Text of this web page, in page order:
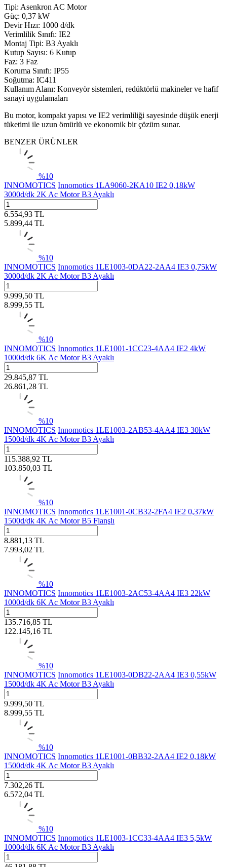
Tipi: Asenkron AC Motor
Güç: 0,37 kW
Devir Hızı: 1000 d/dk
Verimlilik Sınıfı: IE2
Montaj Tipi: B3 Ayaklı
Kutup Sayısı: 6 Kutup
Faz: 3 Faz
Koruma Sınıfı: IP55
Soğutma: IC411
Kullanım Alanı: Konveyör sistemleri, redüktörlü makineler ve hafif
sanayi uygulamaları
Bu motor, kompakt yapısı ve IE2 verimliliği sayesinde düşük enerji
tüketimi ile uzun ömürlü ve ekonomik bir çözüm sunar.
BENZER ÜRÜNLER
%10
INNOMOTICS Innomotics 1LA9060-2KA10 IE2 0,18kW
3000d/dk 2K Ac Motor B3 Ayaklı
6.554,93 TL
5.899,44 TL
%10
INNOMOTICS Innomotics 1LE1003-0DA22-2AA4 IE3 0,75kW
3000d/dk 2K Ac Motor B3 Ayaklı
9.999,50 TL
8.999,55 TL
%10
INNOMOTICS Innomotics 1LE1001-1CC23-4AA4 IE2 4kW
1000d/dk 6K Ac Motor B3 Ayaklı
29.845,87 TL
26.861,28 TL
%10
INNOMOTICS Innomotics 1LE1003-2AB53-4AA4 IE3 30kW
1500d/dk 4K Ac Motor B3 Ayaklı
115.388,92 TL
103.850,03 TL
%10
INNOMOTICS Innomotics 1LE1001-0CB32-2FA4 IE2 0,37kW
1500d/dk 4K Ac Motor B5 Flanşlı
8.881,13 TL
7.993,02 TL
%10
INNOMOTICS Innomotics 1LE1003-2AC53-4AA4 IE3 22kW
1000d/dk 6K Ac Motor B3 Ayaklı
135.716,85 TL
122.145,16 TL
%10
INNOMOTICS Innomotics 1LE1003-0DB22-2AA4 IE3 0,55kW
1500d/dk 4K Ac Motor B3 Ayaklı
9.999,50 TL
8.999,55 TL
%10
INNOMOTICS Innomotics 1LE1001-0BB32-2AA4 IE2 0,18kW
1500d/dk 4K Ac Motor B3 Ayaklı
7.302,26 TL
6.572,04 TL
%10
INNOMOTICS Innomotics 1LE1003-1CC33-4AA4 IE3 5,5kW
1000d/dk 6K Ac Motor B3 Ayaklı